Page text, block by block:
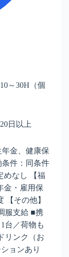
～30H（個
日以上
金、健康保
条件：同条件
めなし 【福
金・雇用保
【その他】
服支給 ■携
台／荷物も
リンク（お
ョンあり